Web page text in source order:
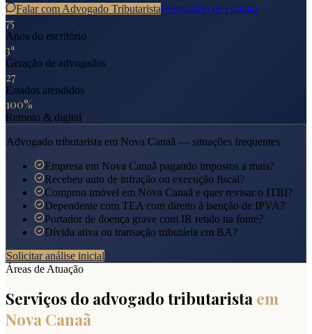
Falar com Advogado TributaristaFormulário de contato
75
Anos do escritório
3ª
Geração de advogados
27
Estados atendidos
100%
Remoto & digital
Advogado tributarista em Nova Canaã — situações frequentes
Empresa em Nova Canaã pagando impostos a mais?
Recebeu auto de infração ou execução fiscal?
Comprou imóvel em Nova Canaã e quer revisar o ITBI?
Dependente com TEA com direito à isenção de IPVA?
Portador de doença grave com IR retido na fonte?
Dívida ativa ou transação tributária em BA?
Solicitar análise inicial
Áreas de Atuação
Serviços do advogado tributarista em
Nova Canaã